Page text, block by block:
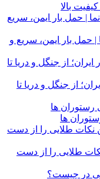
| حمل بار ایمن، سریع و
از جنگل و دریا تا
ها
طلایی را از دست